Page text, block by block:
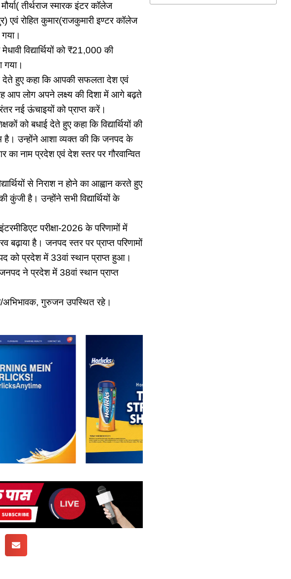
तीर्थराज स्मारक इंटर कॉलेज
एवं रोहित कुमार(राजकुमारी इण्टर कॉलेज
गया।
विद्यार्थियों को ₹21,000 की
गया।
देते हुए कहा कि आपकी सफलता देश एवं
आप लोग अपने लक्ष्य की दिशा में आगे बढ़ते
नई ऊंचाइयों को प्राप्त करें।
को बधाई देते हुए कहा कि विद्यार्थियों की
है। उन्होंने आशा व्यक्त की कि जनपद के
का नाम प्रदेश एवं देश स्तर पर गौरवान्वित
से निराश न होने का आह्वान करते हुए
है। उन्होंने सभी विद्यार्थियों के
परीक्षा-2026 के परिणामों में
बढ़ाया है। जनपद स्तर पर प्राप्त परिणामों
को प्रदेश में 33वां स्थान प्राप्त हुआ।
ने प्रदेश में 38वां स्थान प्राप्त
अभिभावक, गुरुजन उपस्थित रहे।